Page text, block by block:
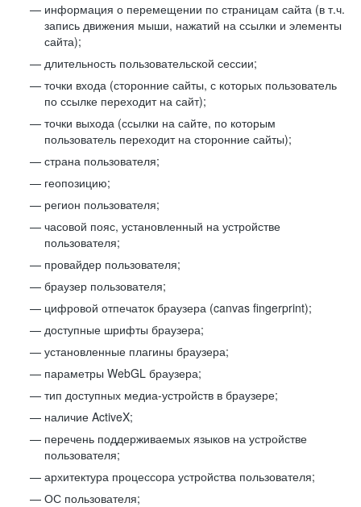
информация о перемещении по страницам сайта (в т.ч.
запись движения мыши, нажатий на ссылки и элементы
сайта);
длительность пользовательской сессии;
точки входа (сторонние сайты, с которых пользователь
по ссылке переходит на сайт);
точки выхода (ссылки на сайте, по которым
пользователь переходит на сторонние сайты);
страна пользователя;
геопозицию;
регион пользователя;
часовой пояс, установленный на устройстве
пользователя;
провайдер пользователя;
браузер пользователя;
цифровой отпечаток браузера (canvas fingerprint);
доступные шрифты браузера;
установленные плагины браузера;
параметры WebGL браузера;
тип доступных медиа-устройств в браузере;
наличие ActiveX;
перечень поддерживаемых языков на устройстве
пользователя;
архитектура процессора устройства пользователя;
ОС пользователя;